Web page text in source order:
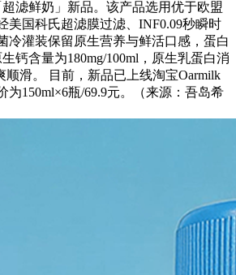
滤鲜奶」新品。该产品选用优于欧盟
美国科氏超滤膜过滤、INF0.09秒瞬时
冷灌装保留原生营养与鲜活口感，蛋白
钙含量为180mg/100ml，原生乳蛋白消
顺滑。 目前，新品已上线淘宝Oarmilk
为150ml×6瓶/69.9元。（来源：吾岛希